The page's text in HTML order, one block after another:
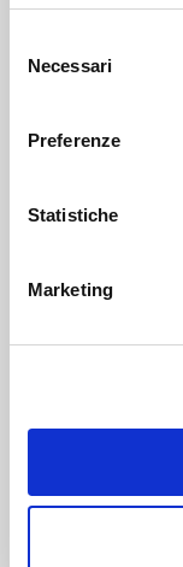
delNecessari
Preferenze
Statistiche
Marketing